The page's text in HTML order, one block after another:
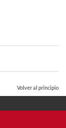
Volver al principio